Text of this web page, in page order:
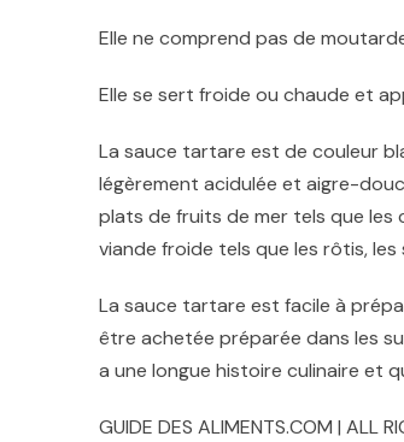
Elle ne comprend pas de
Elle se sert froide ou chaude et
La sauce tartare est de couleur
légèrement acidulée et aigre-
plats de fruits de mer tels que les
viande froide tels que les rôtis,
La sauce tartare est facile à
être achetée préparée dans les
a une longue histoire culinaire et
GUIDE DES ALIMENTS.COM | ALL